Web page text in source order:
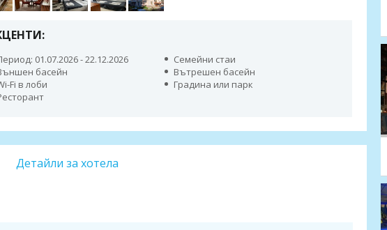
01.07.2026 - 22.12.2026
Семейни стаи
басейн
Вътрешен басейн
Fi в лоби
Градина или парк
Детайли за хотела